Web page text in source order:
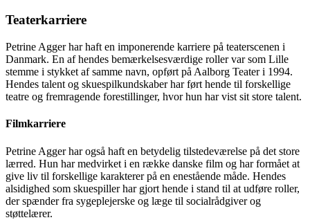
Teaterkarriere
Petrine Agger har haft en imponerende karriere på teaterscenen i
Danmark. En af hendes bemærkelsesværdige roller var som Lille
stemme i stykket af samme navn, opført på Aalborg Teater i 1994.
Hendes talent og skuespilkundskaber har ført hende til forskellige
teatre og fremragende forestillinger, hvor hun har vist sit store talent.
Filmkarriere
Petrine Agger har også haft en betydelig tilstedeværelse på det store
lærred. Hun har medvirket i en række danske film og har formået at
give liv til forskellige karakterer på en enestående måde. Hendes
alsidighed som skuespiller har gjort hende i stand til at udføre roller,
der spænder fra sygeplejerske og læge til socialrådgiver og
støttelærer.